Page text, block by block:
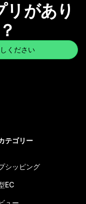
があり
ください
テゴリー
シッピング
EC